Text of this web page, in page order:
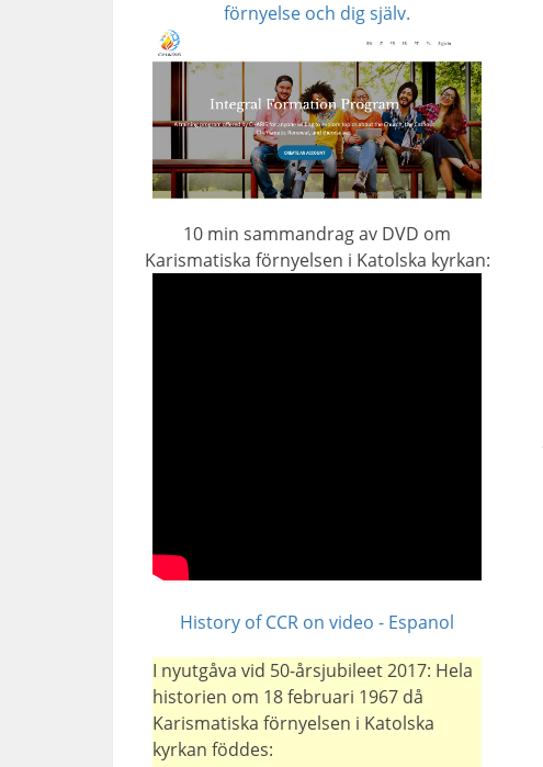
förnyelse och dig själv.
10 min sammandrag av DVD om
Karismatiska förnyelsen i Katolska kyrkan:
History of CCR on video - Espanol
I nyutgåva vid 50-årsjubileet 2017: Hela
historien om 18 februari 1967 då
Karismatiska förnyelsen i Katolska
kyrkan föddes: